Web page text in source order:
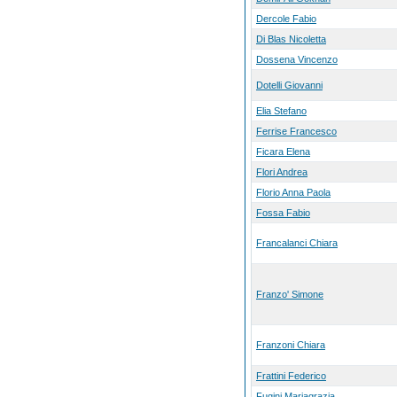
Dercole Fabio
Di Blas Nicoletta
Dossena Vincenzo
Dotelli Giovanni
Elia Stefano
Ferrise Francesco
Ficara Elena
Flori Andrea
Florio Anna Paola
Fossa Fabio
Francalanci Chiara
Franzo' Simone
Franzoni Chiara
Frattini Federico